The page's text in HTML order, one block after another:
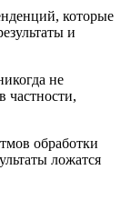
которые
и
не
частности,
обработки
ложатся